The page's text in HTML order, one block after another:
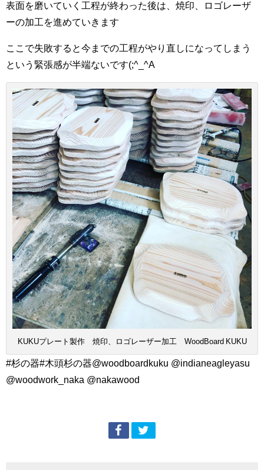
表面を磨いていく工程が終わった後は、焼印、ロゴレーザ
ーの加工を進めていきます
ここで失敗すると今までの工程がやり直しになってしまう
という緊張感が半端ないです(;^_^A
KUKUプレート製作 焼印、ロゴレーザー加工 WoodBoard KUKU
#杉の器#木頭杉の器@woodboardkuku @indianeagleyasu
@woodwork_naka @nakawood